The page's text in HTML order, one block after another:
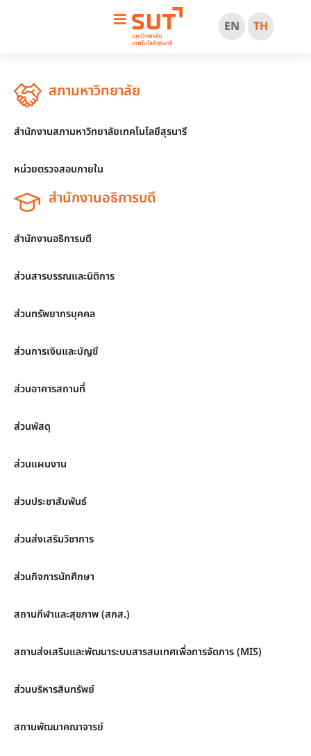
EN TH
สภามหาวิทยาลัย
สำนักงานสภามหาวิทยาลัยเทคโนโลยีสุรนารี
หน่วยตรวจสอบภายใน
สำนักงานอธิการบดี
สำนักงานอธิการบดี
ส่วนสารบรรณและนิติการ
ส่วนทรัพยากรบุคคล
ส่วนการเงินและบัญชี
ส่วนอาคารสถานที่
ส่วนพัสดุ
ส่วนแผนงาน
ส่วนประชาสัมพันธ์
ส่วนส่งเสริมวิชาการ
ส่วนกิจการนักศึกษา
สถานกีฬาและสุขภาพ (สกส.)
สถานส่งเสริมและพัฒนาระบบสารสนเทศเพื่อการจัดการ (MIS)
ส่วนบริหารสินทรัพย์
สถานพัฒนาคณาจารย์